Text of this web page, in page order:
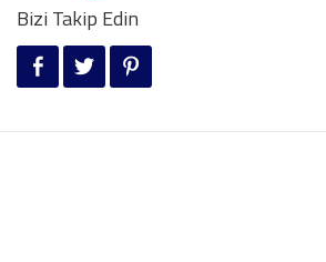
Bizi Takip Edin